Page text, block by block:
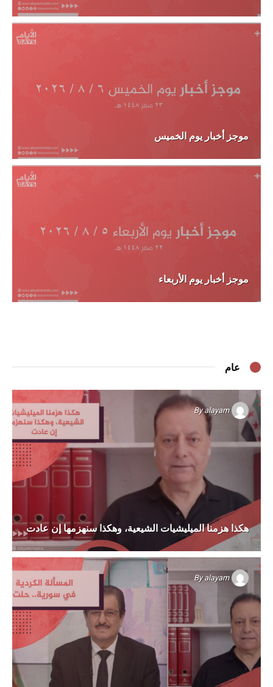
موجز أخبار يوم الخميس
موجز أخبار يوم الأربعاء
عام
Byalayam
هكذا هزمنا الميليشيات الشيعية، وهكذا سنهزمها إن عادت
Byalayam